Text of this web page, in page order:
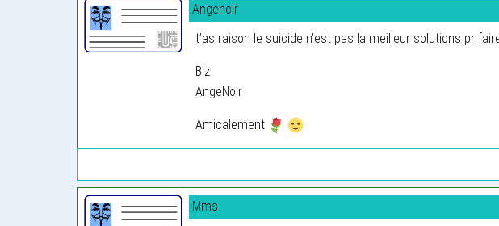
Angenoir
t’as raison le suicide n’est pas la meilleur solutions pr
Biz
AngeNoir
Amicalement
Mms